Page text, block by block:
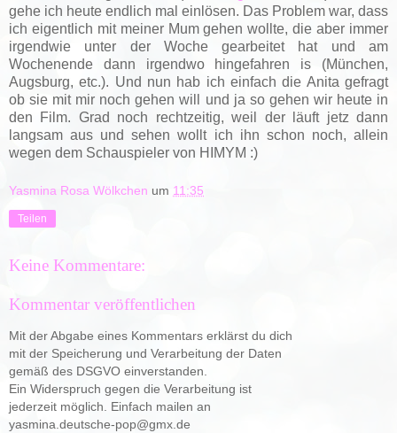
gehe ich heute endlich mal einlösen. Das Problem war, dass
ich eigentlich mit meiner Mum gehen wollte, die aber immer
irgendwie unter der Woche gearbeitet hat und am
Wochenende dann irgendwo hingefahren is (München,
Augsburg, etc.). Und nun hab ich einfach die Anita gefragt
ob sie mit mir noch gehen will und ja so gehen wir heute in
den Film. Grad noch rechtzeitig, weil der läuft jetz dann
langsam aus und sehen wollt ich ihn schon noch, allein
wegen dem Schauspieler von HIMYM :)
Yasmina Rosa Wölkchen um 11:35
Teilen
Keine Kommentare:
Kommentar veröffentlichen
Mit der Abgabe eines Kommentars erklärst du dich
mit der Speicherung und Verarbeitung der Daten
gemäß des DSGVO einverstanden.
Ein Widerspruch gegen die Verarbeitung ist
jederzeit möglich. Einfach mailen an
yasmina.deutsche-pop@gmx.de